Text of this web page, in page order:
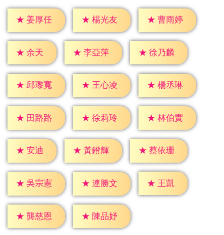
★ 姜厚任 ★ 楊光友 ★ 曹雨婷
★ 余天 ★ 李亞萍 ★ 徐乃麟
★ 邱瓈寬 ★ 王心凌 ★ 楊丞琳
★ 田路路 ★ 徐莉玲 ★ 林伯實
★ 安迪 ★ 黃鐙輝 ★ 蔡依珊
★ 吳宗憲 ★ 連勝文 ★ 王凱
★ 龔慈恩 ★ 陳品妤